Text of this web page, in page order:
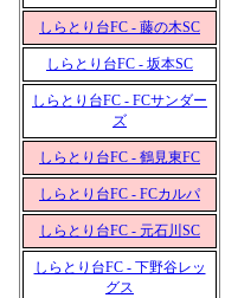
しらとり台FC - 藤の木SC
しらとり台FC - 坂本SC
しらとり台FC - FCサンダー
ズ
しらとり台FC - 鶴見東FC
しらとり台FC - FCカルパ
しらとり台FC - 元石川SC
しらとり台FC - 下野谷レッ
グス